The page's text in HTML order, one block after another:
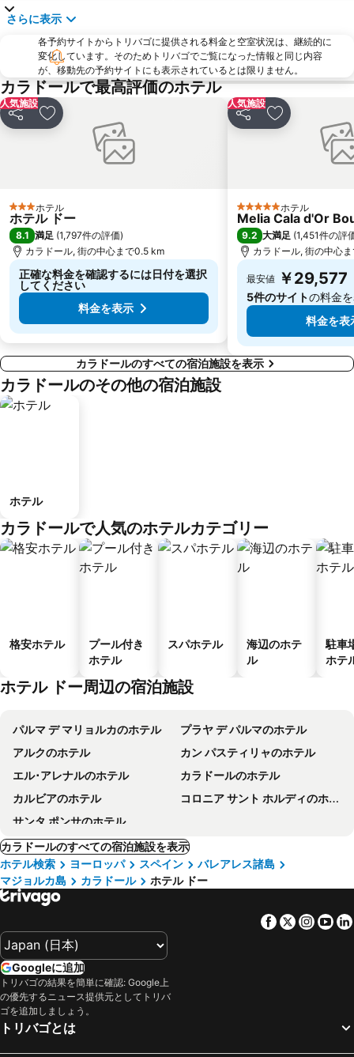
さらに表示
各予約サイトからトリバゴに提供される料金と空室状況は、継続的に
変化しています。そのためトリバゴでご覧になった情報と同じ内容
が、移動先の予約サイトにも表示されているとは限りません。
カラドールで最高評価のホテル
人気施設
シェア お気に入りに追加
3 ホテルのランク
ホテル
ホテル ドー
8.1 満足 (1,797件の評価)
カラドール, 街の中心まで0.5 km
正確な料金を確認するには日付を選択
してください
料金を表示
人気施設
シェア お気に入りに
5 ホテルのランク
ホテル
Melia Cala d'Or
9.2 大満足 (1,451件の評
カラドール, 街の中心
最安値 ￥29,577
5件のサイトの料金
料金を表
カラドールのすべての宿泊施設を表示
カラドールのその他の宿泊施設
ホテル
カラドールで人気のホテルカテゴリー
格安ホテル
プール付き
ホテル
スパホテル
海辺のホテ
ル
駐車
ホテ
ホテル ドー周辺の宿泊施設
パルマ デ マリョルカのホテル
プラヤ デ パルマのホテル
アルクのホテル
カン パスティリャのホテル
エル･アレナルのホテル
カラドールのホテル
カルビアのホテル
コロニア サント ホルディのホテル
サンタ ポンサのホテル
カラドールのすべての宿泊施設を表示
ホテル検索
ヨーロッパ スペイン
バレアレス諸島
マジョルカ島
カラドール ホテル ドー
Facebook
Twitter
Googleに追加
トリバゴの結果を簡単に確認: Google上
の優先するニュース提供元としてトリバ
ゴを追加しましょう。
トリバゴとは